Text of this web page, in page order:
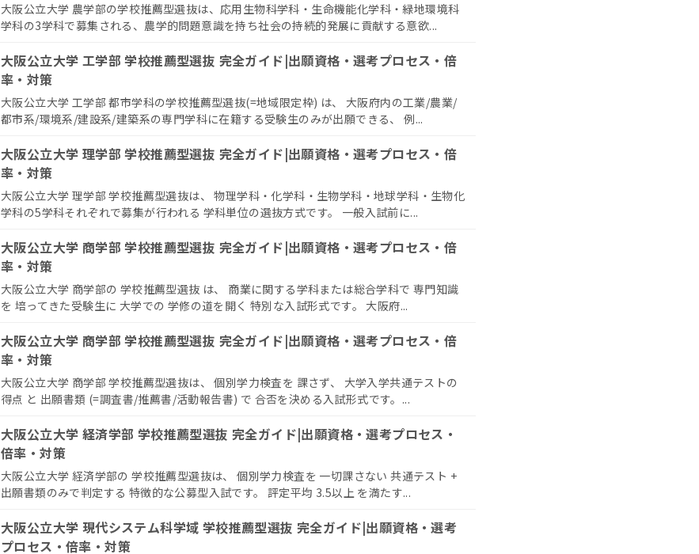
大阪公立大学 農学部の学校推薦型選抜は、応用生物科学科・生命機能化学科・緑地環境科
学科の3学科で募集される、農学的問題意識を持ち社会の持続的発展に貢献する意欲...
大阪公立大学 工学部 学校推薦型選抜 完全ガイド|出願資格・選考プロセス・倍
率・対策
大阪公立大学 工学部 都市学科の学校推薦型選抜(=地域限定枠) は、 大阪府内の工業/農業/
都市系/環境系/建設系/建築系の専門学科に在籍する受験生のみが出願できる、 例...
大阪公立大学 理学部 学校推薦型選抜 完全ガイド|出願資格・選考プロセス・倍
率・対策
大阪公立大学 理学部 学校推薦型選抜は、 物理学科・化学科・生物学科・地球学科・生物化
学科の5学科それぞれで募集が行われる 学科単位の選抜方式です。 一般入試前に...
大阪公立大学 商学部 学校推薦型選抜 完全ガイド|出願資格・選考プロセス・倍
率・対策
大阪公立大学 商学部の 学校推薦型選抜 は、 商業に関する学科または総合学科で 専門知識
を 培ってきた受験生に 大学での 学修の道を開く 特別な入試形式です。 大阪府...
大阪公立大学 商学部 学校推薦型選抜 完全ガイド|出願資格・選考プロセス・倍
率・対策
大阪公立大学 商学部 学校推薦型選抜は、 個別学力検査を 課さず、 大学入学共通テストの
得点 と 出願書類 (=調査書/推薦書/活動報告書) で 合否を決める入試形式です。...
大阪公立大学 経済学部 学校推薦型選抜 完全ガイド|出願資格・選考プロセス・
倍率・対策
大阪公立大学 経済学部の 学校推薦型選抜は、 個別学力検査を 一切課さない 共通テスト +
出願書類のみで判定する 特徴的な公募型入試です。 評定平均 3.5以上 を満たす...
大阪公立大学 現代システム科学域 学校推薦型選抜 完全ガイド|出願資格・選考
プロセス・倍率・対策